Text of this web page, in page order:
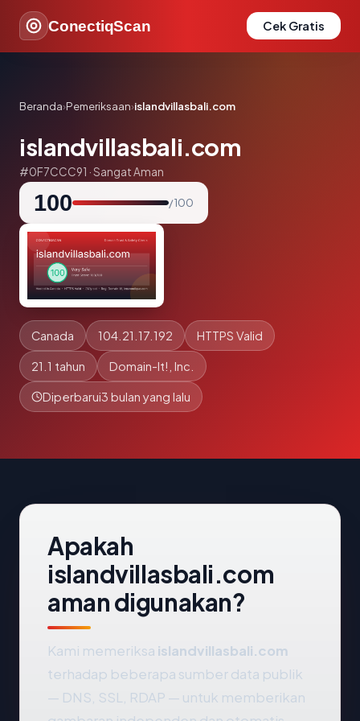
ConectiqScan Cek Gratis
Beranda›Pemeriksaan›islandvillasbali.com
islandvillasbali.com
#0F7CCC91 · Sangat Aman
100 / 100
Canada 104.21.17.192 HTTPS Valid
21.1 tahun Domain-It!, Inc.
Diperbarui3 bulan yang lalu
Apakah
islandvillasbali.com
aman digunakan?
Kami memeriksa islandvillasbali.com
terhadap beberapa sumber data publik
— DNS, SSL, RDAP — untuk memberikan